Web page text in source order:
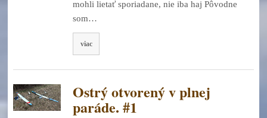
mohli lietať sporiadane, nie iba haj Pôvodne
som…
viac
Ostrý otvorený v plnej
paráde. #1